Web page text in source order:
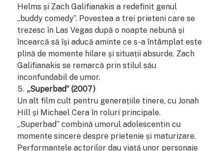
Helms și Zach Galifianakis a redefinit genul
„buddy comedy”. Povestea a trei prieteni care se
trezesc în Las Vegas după o noapte nebună și
încearcă să își aducă aminte ce s-a întâmplat este
plină de momente hilare și situații absurde. Zach
Galifianakis se remarcă prin stilul său
inconfundabil de umor.
„Superbad” (2007)
Un alt film cult pentru generațiile tinere, cu Jonah
Hill și Michael Cera în roluri principale.
„Superbad” combină umorul adolescentin cu
momente sincere despre prietenie și maturizare.
Performanțele actorilor dau viață unor personaje